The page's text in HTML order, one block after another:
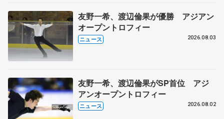
友野一希、渡辺倫果が優勝 アジアン
オープントロフィー
ニュース 2026.08.03
友野一希、渡辺倫果がSP首位 アジ
アンオープントロフィー
ニュース 2026.08.02